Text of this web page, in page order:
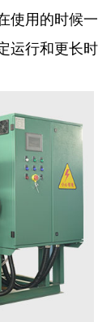
使用的时候一
运行和更长时